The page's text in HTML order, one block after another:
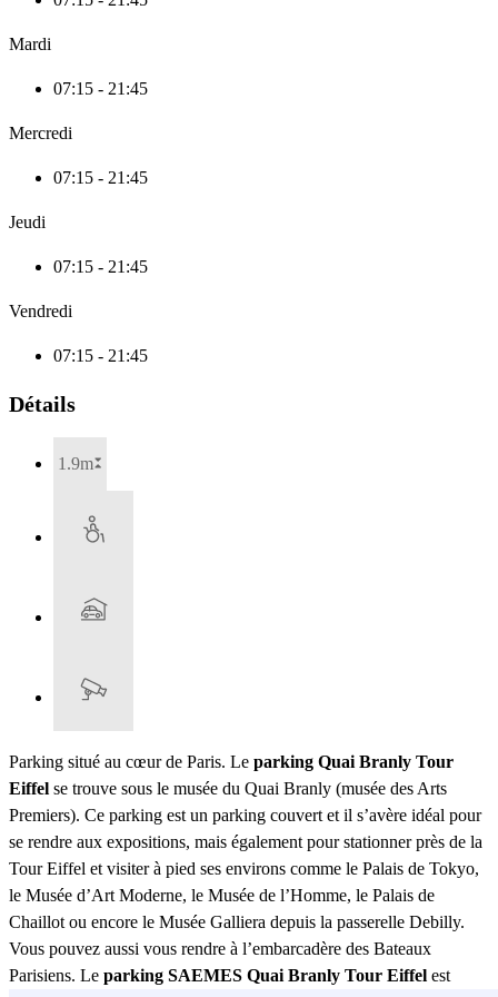
Mardi
07:15 - 21:45
Mercredi
07:15 - 21:45
Jeudi
07:15 - 21:45
Vendredi
07:15 - 21:45
Détails
1.9m
Parking situé au cœur de Paris. Le parking Quai Branly Tour
Eiffel se trouve sous le musée du Quai Branly (musée des Arts
Premiers). Ce parking est un parking couvert et il s’avère idéal pour
se rendre aux expositions, mais également pour stationner près de la
Tour Eiffel et visiter à pied ses environs comme le Palais de Tokyo,
le Musée d’Art Moderne, le Musée de l’Homme, le Palais de
Chaillot ou encore le Musée Galliera depuis la passerelle Debilly.
Vous pouvez aussi vous rendre à l’embarcadère des Bateaux
Parisiens. Le parking SAEMES Quai Branly Tour Eiffel est